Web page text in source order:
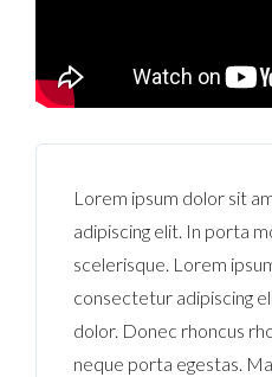
Lorem ipsum dolor sit
adipiscing elit. In porta
scelerisque. Lorem
consectetur adipiscing
dolor. Donec rhoncus
neque porta egestas.